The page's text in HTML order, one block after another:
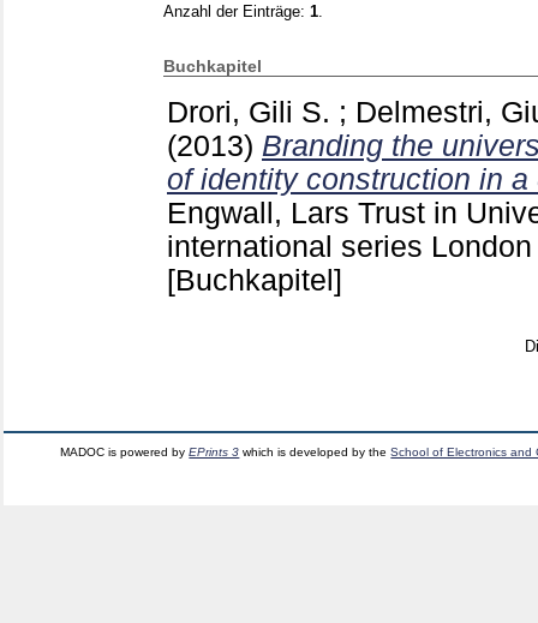
Anzahl der Einträge: 1
Buchkapitel
Drori, Gili S. ; Delmestri,
(2013) Branding the
of identity construction in
Engwall, Lars Trust in
international series
[Buchkapitel]
MADOC is powered byEPrints 3 which is developed by theSchool of Electronics and